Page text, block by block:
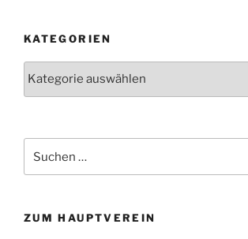
KATEGORIEN
nach:
ZUM HAUPTVEREIN